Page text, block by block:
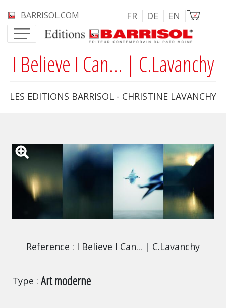
BARRISOL.COM FR DE EN Image
I Believe I Can... | C.Lavanchy
LES EDITIONS BARRISOL - CHRISTINE LAVANCHY
Reference
I Believe I Can... | C.Lavanchy
Type Art moderne